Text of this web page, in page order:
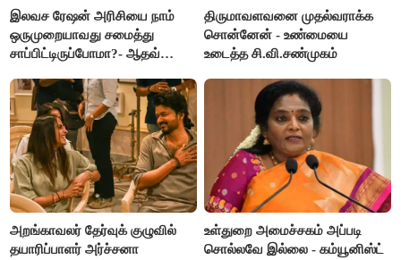
இலவச ரேஷன் அரிசியை நாம்
ஒருமுறையாவது சமைத்து
சாப்பிட்டிருப்போமா?- ஆதவ்
திருமாவளவனை முதல்வராக்க
சொன்னேன் - உண்மையை
உடைத்த சி.வி.சண்முகம்
அறங்காவலர் தேர்வுக் குழுவில்
தயாரிப்பாளர் அர்ச்சனா
உள்துறை அமைச்சகம் அப்படி
சொல்லவே இல்லை - கம்யூனிஸ்ட்